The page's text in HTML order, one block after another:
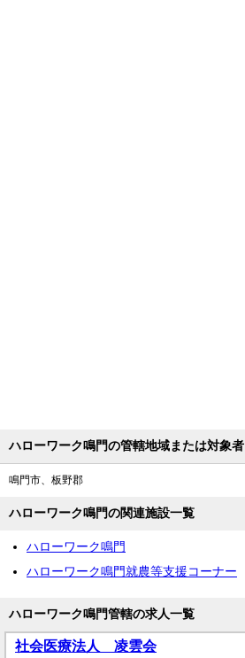
ハローワーク鳴門の管轄地域または対象者
鳴門市、板野郡
ハローワーク鳴門の関連施設一覧
ハローワーク鳴門
ハローワーク鳴門就農等支援コーナー
ハローワーク鳴門管轄の求人一覧
社会医療法人 凌雲会